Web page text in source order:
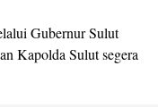
Gubernur Sulut
Kapolda Sulut segera